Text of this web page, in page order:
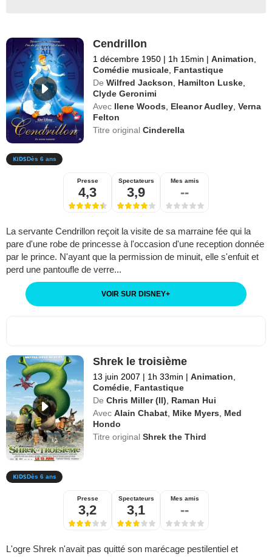
Cendrillon
1 décembre 1950 | 1h 15min | Animation
Comédie musicale Fantastique
De Wilfred Jackson Hamilton Luske
Clyde Geronimi
Avec Ilene Woods Eleanor Audley ,Verna
Felton
Titre originalCinderella
Dès 6 ans
Presse
4,3
Spectateurs
3,9
Mes amis
--
La servante Cendrillon reçoit la visite de sa marraine fée qui la
pare d'une robe de princesse à l'occasion d'une reception donnée
par le prince. N'ayant que la permission de minuit, elle s'enfuit et
perd une pantoufle de verre...
VOIR SUR DISNEY+
Shrek le troisième
13 juin 2007 | 1h 33min | Animation
Comédie Fantastique
De Chris Miller (II)
Raman Hui
Avec Alain Chabat Mike Myers
Med
Hondo
Titre originalShrek the Third
Dès 6 ans
Presse
3,2
Spectateurs
3,1
Mes amis
--
L'ogre Shrek n'avait pas quitté son marécage pestilentiel et